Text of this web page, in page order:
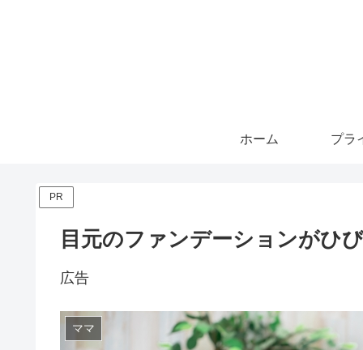
ホーム
PR
目元のファンデーションがひ
広告
ママ